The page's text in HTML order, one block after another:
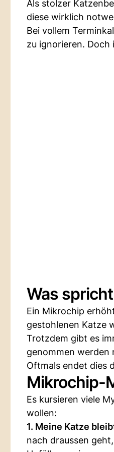
Als stolzer
diese wirklich
Bei vollem
zu ignorieren. Doch
Was
Ein Mikrochip
gestohlenen Katze
Trotzdem gibt es
genommen werden
Oftmals endet dies
Mikrochip-
Es kursieren viele
wollen:
1. Meine Katze
nach draussen